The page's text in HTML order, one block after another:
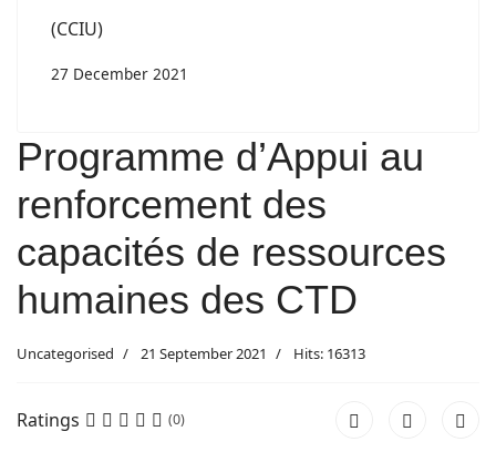
(CCIU)
27 December 2021
Programme d’Appui au
renforcement des
capacités de ressources
humaines des CTD
Uncategorised 21 September 2021 Hits: 16313
Ratings (0)